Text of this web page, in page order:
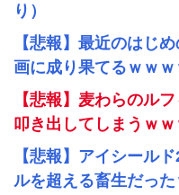
り）
【悲報】最近のはじ
画に成り果てるｗｗｗ
【悲報】麦わらのル
叩き出してしまうｗｗ
【悲報】アイシール
ルを超える畜生だった